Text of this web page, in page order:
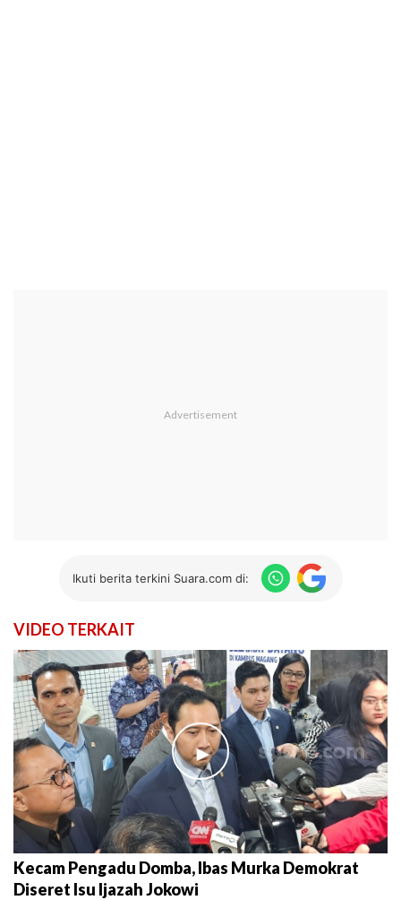
Ikuti berita terkini Suara.com di:
VIDEO TERKAIT
►
Kecam Pengadu Domba, Ibas Murka Demokrat
Diseret Isu Ijazah Jokowi